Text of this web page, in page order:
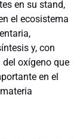
en su stand,
el ecosistema
y, con
oxígeno que
en el